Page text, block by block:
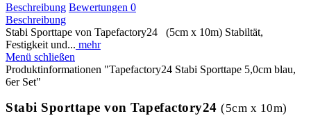
Beschreibung Bewertungen 0
Beschreibung
Stabi Sporttape von Tapefactory24 (5cm x 10m) Stabiltät,
Festigkeit und... mehr
Menü schließen
Produktinformationen "Tapefactory24 Stabi Sporttape 5,0cm blau,
6er Set"
Stabi Sporttape von Tapefactory24 (5cm x 10m)